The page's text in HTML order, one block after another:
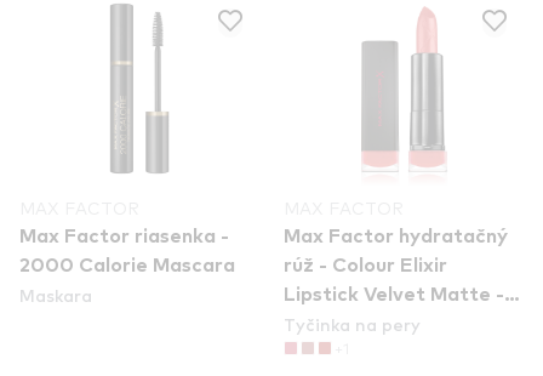
Max Factor riasenka -
2000 Calorie Mascara
Maskara
Max Factor hydratačný
rúž - Colour Elixir
Lipstick Velvet Matte -
10 Sunkiss
Tyčinka na pery